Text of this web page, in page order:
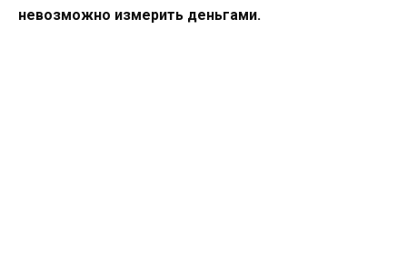
невозможно измерить деньгами.